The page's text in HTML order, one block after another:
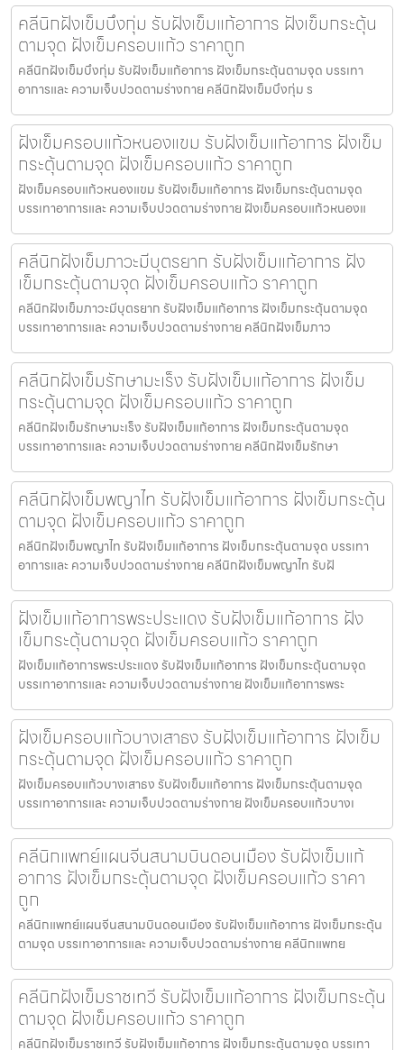
คลีนิกฝังเข็มบึงกุ่ม รับฝังเข็มแก้อาการ ฝังเข็มกระตุ้น
ตามจุด ฝังเข็มครอบแก้ว ราคาถูก
คลีนิกฝังเข็มบึงกุ่ม รับฝังเข็มแก้อาการ ฝังเข็มกระตุ้นตามจุด บรรเทา
อาการและ ความเจ็บปวดตามร่างกาย คลีนิกฝังเข็มบึงกุ่ม ร
ฝังเข็มครอบแก้วหนองแขม รับฝังเข็มแก้อาการ ฝังเข็ม
กระตุ้นตามจุด ฝังเข็มครอบแก้ว ราคาถูก
ฝังเข็มครอบแก้วหนองแขม รับฝังเข็มแก้อาการ ฝังเข็มกระตุ้นตามจุด
บรรเทาอาการและ ความเจ็บปวดตามร่างกาย ฝังเข็มครอบแก้วหนองแ
คลีนิกฝังเข็มภาวะมีบุตรยาก รับฝังเข็มแก้อาการ ฝัง
เข็มกระตุ้นตามจุด ฝังเข็มครอบแก้ว ราคาถูก
คลีนิกฝังเข็มภาวะมีบุตรยาก รับฝังเข็มแก้อาการ ฝังเข็มกระตุ้นตามจุด
บรรเทาอาการและ ความเจ็บปวดตามร่างกาย คลีนิกฝังเข็มภาว
คลีนิกฝังเข็มรักษามะเร็ง รับฝังเข็มแก้อาการ ฝังเข็ม
กระตุ้นตามจุด ฝังเข็มครอบแก้ว ราคาถูก
คลีนิกฝังเข็มรักษามะเร็ง รับฝังเข็มแก้อาการ ฝังเข็มกระตุ้นตามจุด
บรรเทาอาการและ ความเจ็บปวดตามร่างกาย คลีนิกฝังเข็มรักษา
คลีนิกฝังเข็มพญาไท รับฝังเข็มแก้อาการ ฝังเข็มกระตุ้น
ตามจุด ฝังเข็มครอบแก้ว ราคาถูก
คลีนิกฝังเข็มพญาไท รับฝังเข็มแก้อาการ ฝังเข็มกระตุ้นตามจุด บรรเทา
อาการและ ความเจ็บปวดตามร่างกาย คลีนิกฝังเข็มพญาไท รับฝั
ฝังเข็มแก้อาการพระประแดง รับฝังเข็มแก้อาการ ฝัง
เข็มกระตุ้นตามจุด ฝังเข็มครอบแก้ว ราคาถูก
ฝังเข็มแก้อาการพระประแดง รับฝังเข็มแก้อาการ ฝังเข็มกระตุ้นตามจุด
บรรเทาอาการและ ความเจ็บปวดตามร่างกาย ฝังเข็มแก้อาการพระ
ฝังเข็มครอบแก้วบางเสาธง รับฝังเข็มแก้อาการ ฝังเข็ม
กระตุ้นตามจุด ฝังเข็มครอบแก้ว ราคาถูก
ฝังเข็มครอบแก้วบางเสาธง รับฝังเข็มแก้อาการ ฝังเข็มกระตุ้นตามจุด
บรรเทาอาการและ ความเจ็บปวดตามร่างกาย ฝังเข็มครอบแก้วบางเ
คลีนิกแพทย์แผนจีนสนามบินดอนเมือง รับฝังเข็มแก้
อาการ ฝังเข็มกระตุ้นตามจุด ฝังเข็มครอบแก้ว ราคา
ถูก
คลีนิกแพทย์แผนจีนสนามบินดอนเมือง รับฝังเข็มแก้อาการ ฝังเข็มกระตุ้น
ตามจุด บรรเทาอาการและ ความเจ็บปวดตามร่างกาย คลีนิกแพทย
คลีนิกฝังเข็มราชเทวี รับฝังเข็มแก้อาการ ฝังเข็มกระตุ้น
ตามจุด ฝังเข็มครอบแก้ว ราคาถูก
คลีนิกฝังเข็มราชเทวี รับฝังเข็มแก้อาการ ฝังเข็มกระตุ้นตามจุด บรรเทา